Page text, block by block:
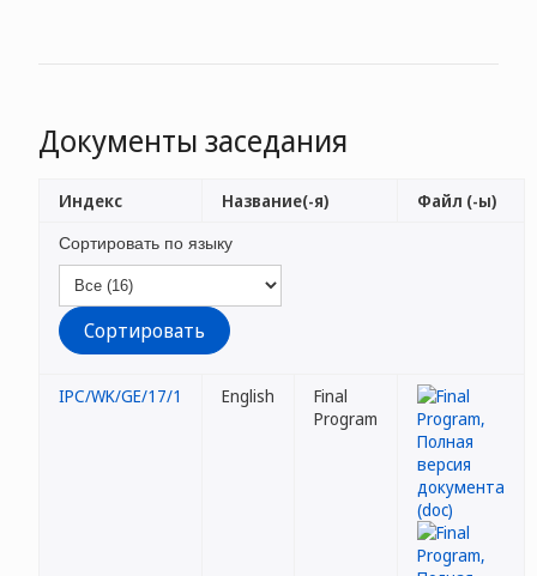
Документы заседания
Сортировать по языку
Индекс Название(-я) Файл (-ы)
IPC/WK/GE/17/1 English
Final
Program